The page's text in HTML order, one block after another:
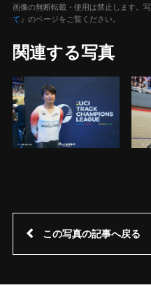
画像の無断転載・使用は禁止します。
て 』のページをご覧ください。
関連する写真
この写真の記事へ戻る